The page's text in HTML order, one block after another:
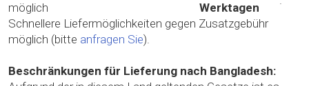
möglich
Werktagen
Schnellere Liefermöglichkeiten gegen Zusatzgebühr
möglich (bitte anfragen Sie).
Beschränkungen für Lieferung nach Bangladesh: